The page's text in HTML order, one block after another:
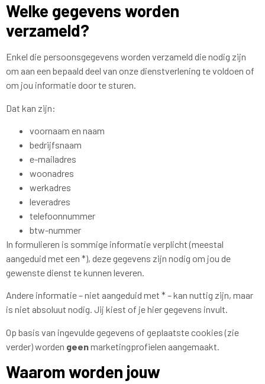
Welke gegevens worden
verzameld?
Enkel die persoonsgegevens worden verzameld die nodig zijn
om aan een bepaald deel van onze dienstverlening te voldoen of
om jou informatie door te sturen.
Dat kan zijn:
voornaam en naam
bedrijfsnaam
e-mailadres
woonadres
werkadres
leveradres
telefoonnummer
btw-nummer
In formulieren is sommige informatie verplicht (meestal
aangeduid met een *), deze gegevens zijn nodig om jou de
gewenste dienst te kunnen leveren.
Andere informatie – niet aangeduid met * – kan nuttig zijn, maar
is niet absoluut nodig. Jij kiest of je hier gegevens invult.
Op basis van ingevulde gegevens of geplaatste cookies (zie
verder) worden geenmarketingprofielen aangemaakt.
Waarom worden jouw